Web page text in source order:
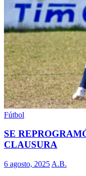
Fútbol
SE
CLAUSURA
6 agosto, 2025 A.B.